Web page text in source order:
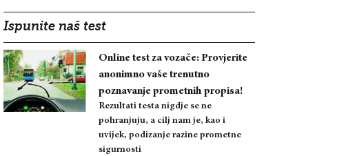
Ispunite naš test
Online test za vozače: Provjerite
anonimno vaše trenutno
poznavanje prometnih propisa!
Rezultati testa nigdje se ne
pohranjuju, a cilj nam je, kao i
uvijek, podizanje razine prometne
sigurnosti